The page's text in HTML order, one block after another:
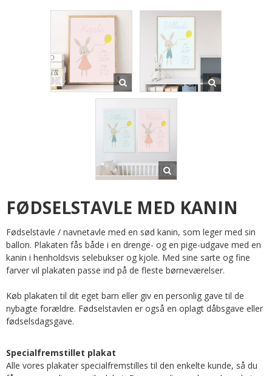
FØDSELSTAVLE MED KANIN
Fødselstavle / navnetavle med en sød kanin, som leger med sin
ballon. Plakaten fås både i en drenge- og en pige-udgave med en
kanin i henholdsvis selebukser og kjole. Med sine sarte og fine
farver vil plakaten passe ind på de fleste børneværelser.
Køb plakaten til dit eget barn eller giv en personlig gave til de
nybagte forældre. Fødselstavlen er også en oplagt dåbsgave eller
fødselsdagsgave.
Specialfremstillet plakat
Alle vores plakater specialfremstilles til den enkelte kunde, så du